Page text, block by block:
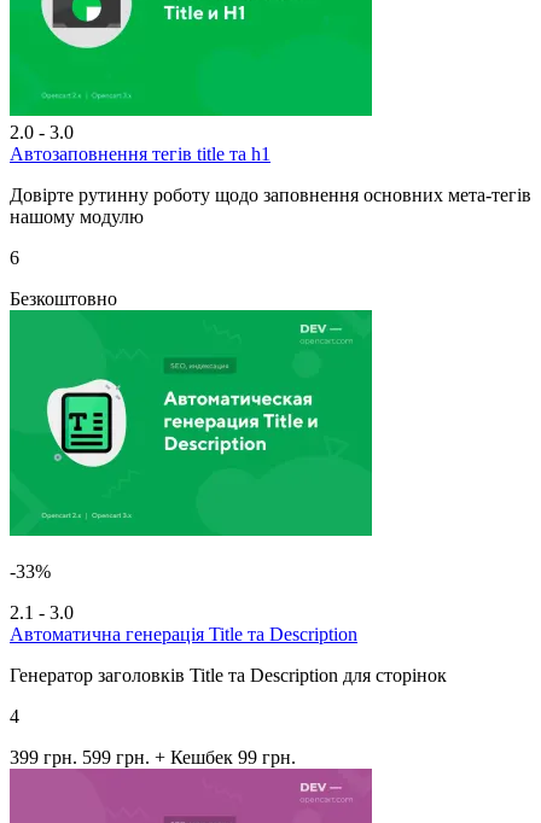
2.0 - 3.0
Автозаповнення тегів title та h1
Довірте рутинну роботу щодо заповнення основних мета-тегів
нашому модулю
6
Безкоштовно
-33%
2.1 - 3.0
Автоматична генерація Title та Description
Генератор заголовків Title та Description для сторінок
4
399 грн. 599 грн. + Кешбек 99 грн.